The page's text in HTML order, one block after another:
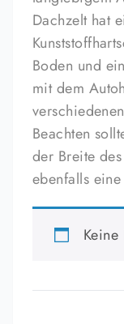
Dachzelt hat
Boden und
mit dem
Beachten
der Breite
ebenfalls